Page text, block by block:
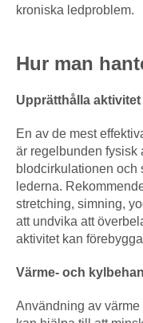
kroniska ledproblem.
Hur man
Upprätthålla aktivitet
En av de mest
är regelbunden fysisk
blodcirkulationen och
lederna.
stretching, simning,
att undvika att
aktivitet kan
Värme- och
Användning av